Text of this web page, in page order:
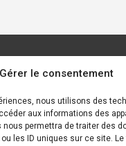
Gérer le consentement
nous utilisons des
aux informations des
permettra de traiter des
les ID uniques sur ce site.
Contact
Mentions légales